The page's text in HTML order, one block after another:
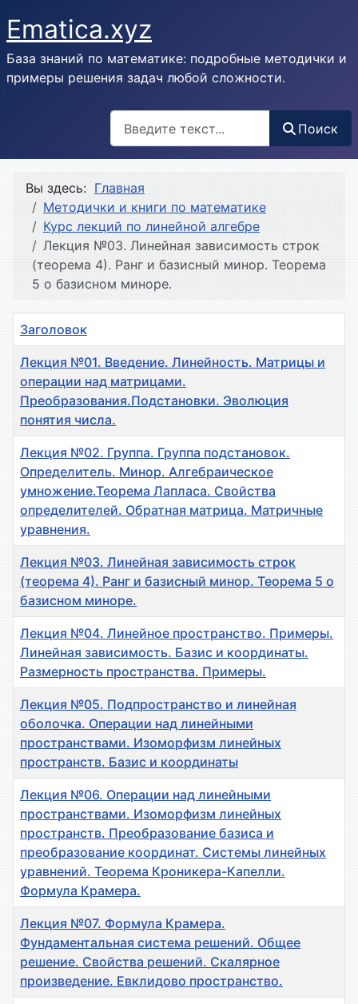
Ematica.xyz
База знаний по математике: подробные методички и
примеры решения задач любой сложности.
Поиск
Вы здесь: Главная
Методички и книги по математике
Курс лекций по линейной алгебре
Лекция №03. Линейная зависимость строк
(теорема 4). Ранг и базисный минор. Теорема
5 о базисном миноре.
Заголовок
Лекция №01. Введение. Линейность. Матрицы и
операции над матрицами.
Преобразования.Подстановки. Эволюция
понятия числа.
Лекция №02. Группа. Группа подстановок.
Определитель. Минор. Алгебраическое
умножение.Теорема Лапласа. Свойства
определителей. Обратная матрица. Матричные
уравнения.
Лекция №03. Линейная зависимость строк
(теорема 4). Ранг и базисный минор. Теорема 5 о
базисном миноре.
Лекция №04. Линейное пространство. Примеры.
Линейная зависимость. Базис и координаты.
Размерность пространства. Примеры.
Лекция №05. Подпространство и линейная
оболочка. Операции над линейными
пространствами. Изоморфизм линейных
пространств. Базис и координаты
Лекция №06. Операции над линейными
пространствами. Изоморфизм линейных
пространств. Преобразование базиса и
преобразование координат. Системы линейных
уравнений. Теорема Кроникера-Капелли.
Формула Крамера.
Лекция №07. Формула Крамера.
Фундаментальная система решений. Общее
решение. Свойства решений. Скалярное
произведение. Евклидово пространство.